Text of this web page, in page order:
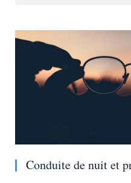
Conduite de nuit et